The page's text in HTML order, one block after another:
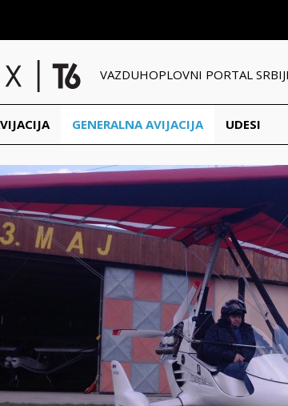
VAZDUHOPLOVNI PORTAL
GENERALNA AVIJACIJA UDESI